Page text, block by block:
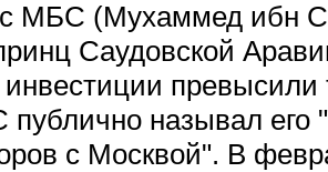
с МБС (Мухаммед ибн
Саудовской
называл его
с Москвой". В